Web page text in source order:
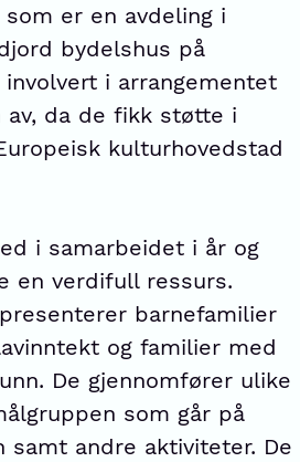
som er en avdeling i
bydelshus på
i arrangementet
da de fikk støtte i
kulturhovedstad
i samarbeidet i år og
en verdifull ressurs.
barnefamilier
og familier med
De gjennomfører ulike
som går på
samt andre aktiviteter. De